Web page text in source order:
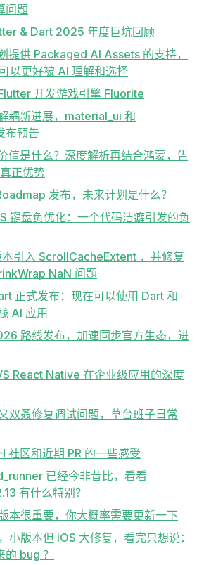
问题
& Dart 2025 年度巨坑回顾
提供 Packaged AI Assets 的支持，
以更好被 AI 理解和选择
开发游戏引擎 Fluorite
耦新进展，material_ui 和
布预告
值是什么？深度解析再结合鸿蒙，告
正优势
发布，未来计划是什么？
键盘负优化：一个代码洁癖引发的负
引入 ScrollCacheExtent ，并修复
NaN 问题
正式发布：现在可以使用 Dart 和
AI 应用
路线发布，加速同步官方生态，进
React Native 在企业级应用的深度
双叒修复调试问题，草台班子日常
社区和近期 PR 的一些感受
已经今非昔比，看看
有什么特别？
本很重要，你大概率需要更新一下
小版本但 iOS 大修复，看完只想说：
bug ？